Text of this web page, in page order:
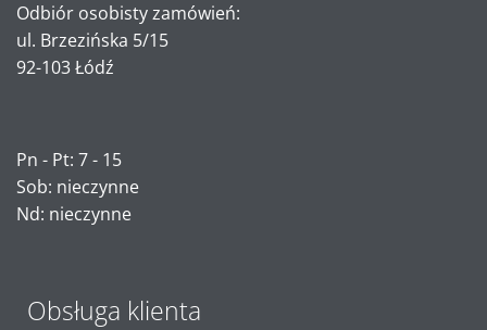
Odbiór osobisty zamówień:
ul. Brzezińska 5/15
92-103 Łódź
Pn - Pt: 7 - 15
Sob: nieczynne
Nd: nieczynne
Obsługa klienta